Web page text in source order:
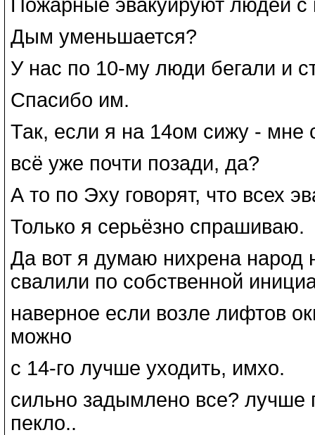
Пожарные эвакуируют людей с
Дым уменьшается?
У нас по 10-му люди бегали и
Спасибо им.
Так, если я на 14ом сижу - мне
всё уже почти позади, да?
А то по Эху говорят, что всех
Только я серьёзно спрашиваю.
Да вот я думаю нихрена народ
свалили по собственной
наверное если возле лифтов
можно
с 14-го лучше уходить, имхо.
сильно задымлено все?
пекло..